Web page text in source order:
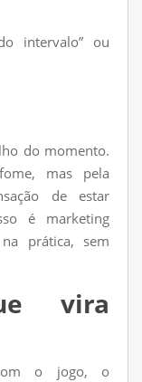
intervalo” ou
do momento.
mas pela
de estar
é marketing
prática, sem
vira
o jogo, o